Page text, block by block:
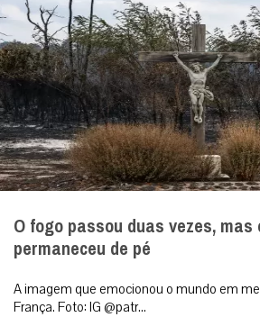
O fogo passou duas vezes,
permaneceu de pé
A imagem que emocionou o mundo em
França. Foto: IG @patr...